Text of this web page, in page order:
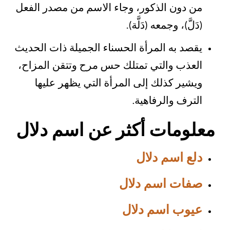
من دون الذكور، وجاء الاسم من مصدر الفعل
(دَلَّ)، وجمعه (دَلَّة).
يقصد به المرأة الحسناء الجميلة ذات الحديث
العذب والتي تمتلك حس مرح وتتقن المزاح،
ويشير كذلك إلى المرأة التي يظهر عليها
الترف والرفاهية.
معلومات أكثر عن اسم دلال
دلع اسم دلال
صفات اسم دلال
عيوب اسم دلال